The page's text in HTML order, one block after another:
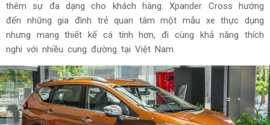
thêm sự đa dạng cho khách hàng. Xpander Cross hướng
đến những gia đình trẻ quan tâm một mẫu xe thực dụng
nhưng mang thiết kế cá tính hơn, đi cùng khả năng thích
nghi với nhiều cung đường tại Việt Nam.